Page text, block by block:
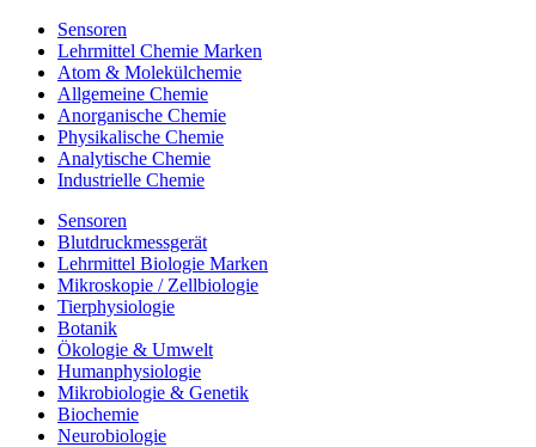
Sensoren
Lehrmittel Chemie Marken
Atom & Molekülchemie
Allgemeine Chemie
Anorganische Chemie
Physikalische Chemie
Analytische Chemie
Industrielle Chemie
Sensoren
Blutdruckmessgerät
Lehrmittel Biologie Marken
Mikroskopie / Zellbiologie
Tierphysiologie
Botanik
Ökologie & Umwelt
Humanphysiologie
Mikrobiologie & Genetik
Biochemie
Neurobiologie